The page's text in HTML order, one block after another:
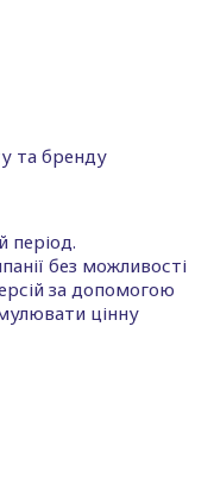
та бренду
період.
без можливості
за допомогою
цінну